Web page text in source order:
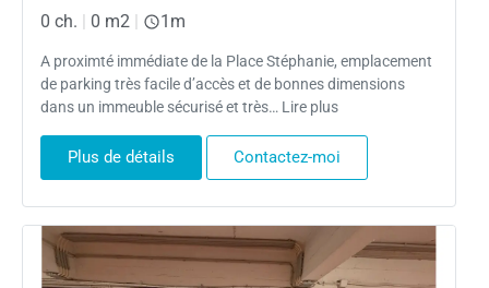
0 ch. | 0 m2 | 1m
A proximté immédiate de la Place Stéphanie, emplacement
de parking très facile d’accès et de bonnes dimensions
dans un immeuble sécurisé et très… Lire plus
Plus de détails Contactez-moi